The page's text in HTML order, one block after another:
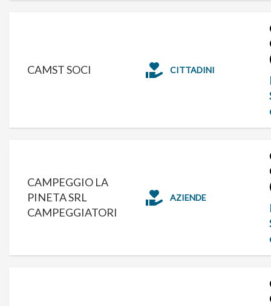
CAMST SOCI CITTADINI
CAMPEGGIO LA
PINETA SRL
CAMPEGGIATORI
AZIENDE